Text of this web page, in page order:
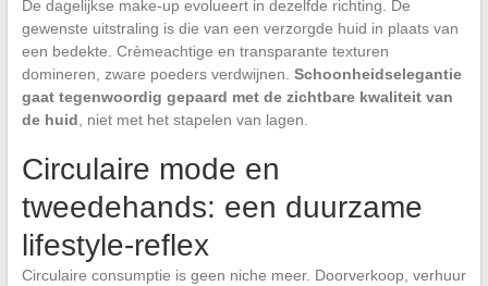
De dagelijkse make-up evolueert in dezelfde richting. De
gewenste uitstraling is die van een verzorgde huid in plaats van
een bedekte. Crèmeachtige en transparante texturen
domineren, zware poeders verdwijnen. Schoonheidselegantie
gaat tegenwoordig gepaard met de zichtbare kwaliteit van
de huid , niet met het stapelen van lagen.
Circulaire mode en
tweedehands: een duurzame
lifestyle-reflex
Circulaire consumptie is geen niche meer. Doorverkoop, verhuur